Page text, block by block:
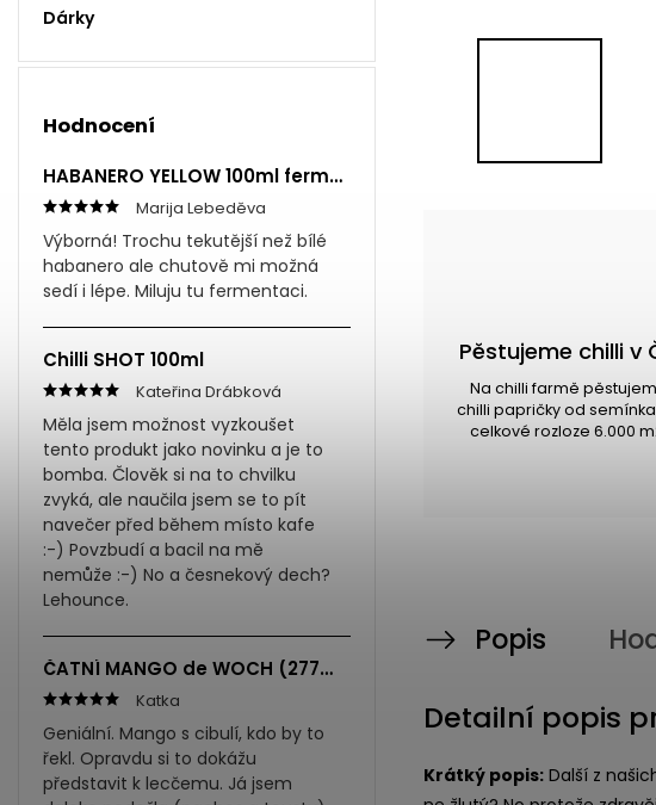
Dárky
Hodnocení
HABANERO YELLOW 100ml fermentovaná omáčka
Marija Lebeděva
Výborná! Trochu tekutější než bílé
habanero ale chutově mi možná
sedí i lépe. Miluju tu fermentaci.
Chilli SHOT 100ml
Kateřina Drábková
Měla jsem možnost vyzkoušet
tento produkt jako novinku a je to
bomba. Člověk si na to chvilku
zvyká, ale naučila jsem se to pít
navečer před během místo kafe
:-) Povzbudí a bacil na mě
nemůže :-) No a česnekový dech?
Lehounce.
ČATNÍ MANGO de WOCH (277ml)
Katka
Geniální. Mango s cibulí, kdo by to
řekl. Opravdu si to dokážu
představit k lecčemu. Já jsem
Pěstujeme chilli v
Na chilli farmě
chilli papričky od
celkové rozloze 6.000
Popis
Detailní popis
Krátký popis: Další z